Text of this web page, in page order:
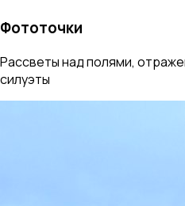
Фототочки
Рассветы над полями,
силуэты